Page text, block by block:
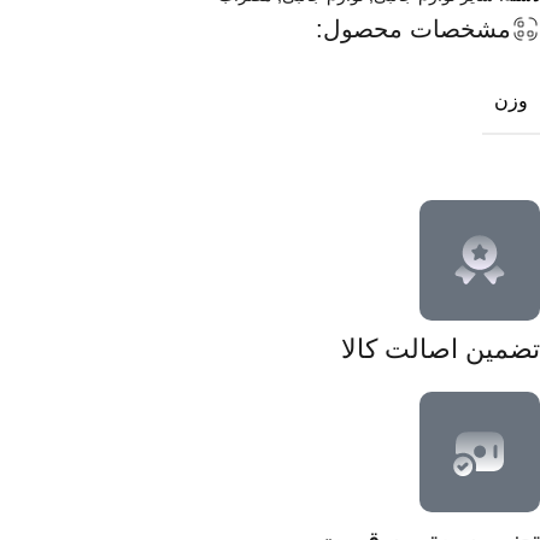
مشخصات محصول:
وزن
تضمین اصالت کالا